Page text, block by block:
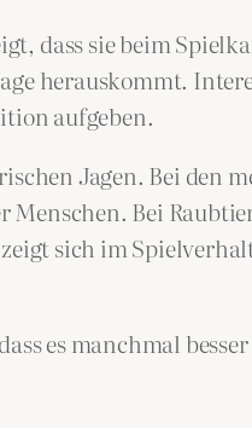
dass sie beim
herauskommt.
aufgeben.
Jagen. Bei den
Bei
sich im
es manchmal